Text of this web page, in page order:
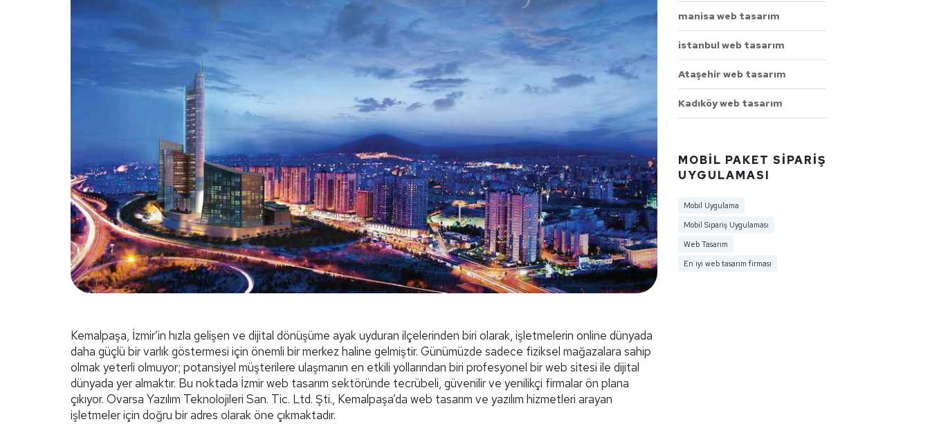
Kemalpaşa, İzmir’in hızla gelişen ve dijital dönüşüme ayak uyduran ilçelerinden biri olarak, işletmelerin online dünyada
daha güçlü bir varlık göstermesi için önemli bir merkez haline gelmiştir. Günümüzde sadece fiziksel mağazalara sahip
olmak yeterli olmuyor; potansiyel müşterilere ulaşmanın en etkili yollarından biri profesyonel bir web sitesi ile dijital
dünyada yer almaktır. Bu noktada İzmir web tasarım sektöründe tecrübeli, güvenilir ve yenilikçi firmalar ön plana
çıkıyor. Ovarsa Yazılım Teknolojileri San. Tic. Ltd. Şti., Kemalpaşa’da web tasarım ve yazılım hizmetleri arayan
işletmeler için doğru bir adres olarak öne çıkmaktadır.
manisa web tasarım
istanbul web tasarım
Ataşehir web tasarım
Kadıköy web tasarım
MOBIL PAKET SIPARIŞ
UYGULAMASI
Mobil Uygulama
Mobil Sipariş Uygulaması
Web Tasarım
En iyi web tasarım firması